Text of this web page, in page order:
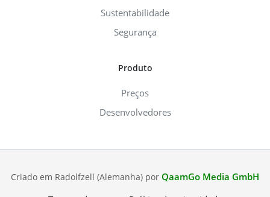
Sustentabilidade
Segurança
Produto
Preços
Desenvolvedores
Criado em Radolfzell (Alemanha) por QaamGo Media GmbH